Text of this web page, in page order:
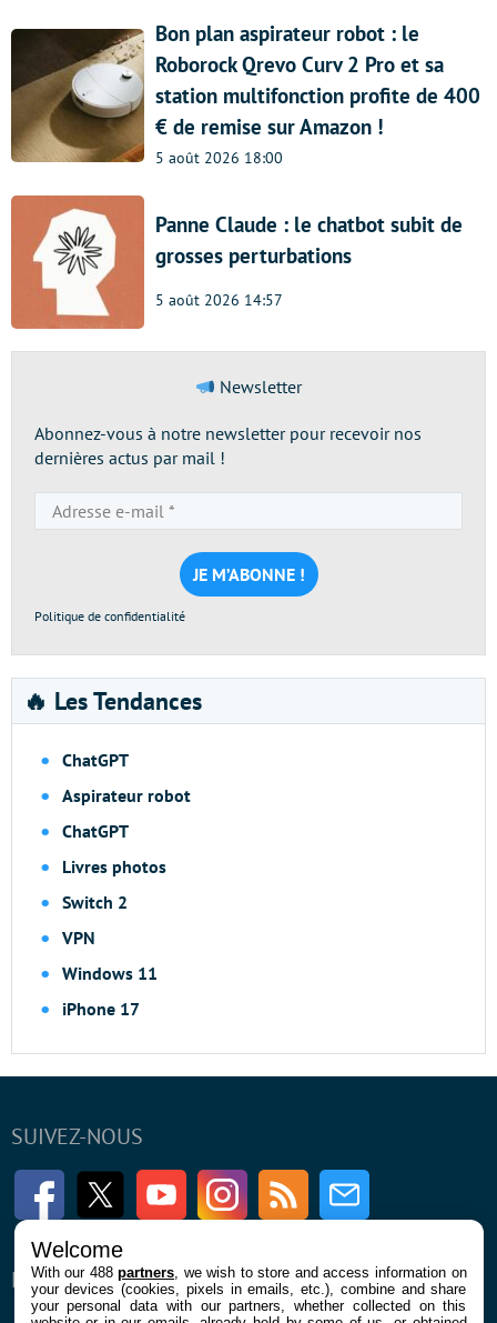
Bon plan aspirateur robot : le
Roborock Qrevo Curv 2 Pro et sa
station multifonction profite de 400
€ de remise sur Amazon !
5 août 2026 18:00
Panne Claude : le chatbot subit de
grosses perturbations
5 août 2026 14:57
Newsletter
Abonnez-vous à notre newsletter pour recevoir nos
dernières actus par mail !
e-
mail
*
Politique de confidentialité
🔥 Les Tendances
ChatGPT
Aspirateur robot
ChatGPT
Livres photos
Switch 2
VPN
Windows 11
iPhone 17
SUIVEZ-NOUS
FacebookTwitter Youtube InstagramRSS Newsletter
ENTREPRISE À PROPOS
Welcome
With our 488partners , we wish to store and access information on
your devices (cookies, pixels in emails, etc.), combine and share
your personal data with our partners, whether collected on this